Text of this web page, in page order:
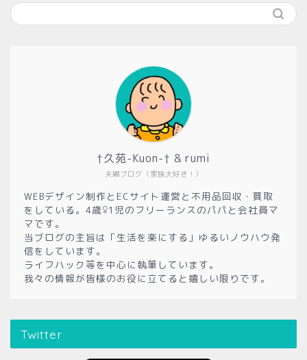
夫婦ブログ（家族大好き！）
†久苑-Kuon-† & rumi
WEBデザイン制作とECサイト運営と不用品回収・買取
をしている。4歳♀1児のフリーランスのパパと会社員マ
マです。
当ブログの主旨は「生活を楽にする」ゆるいノウハウ発
信をしています。
ライフハック等を中心に執筆しています。
我々の情報が皆様のお役に立てると嬉しい限りです。
Twitter